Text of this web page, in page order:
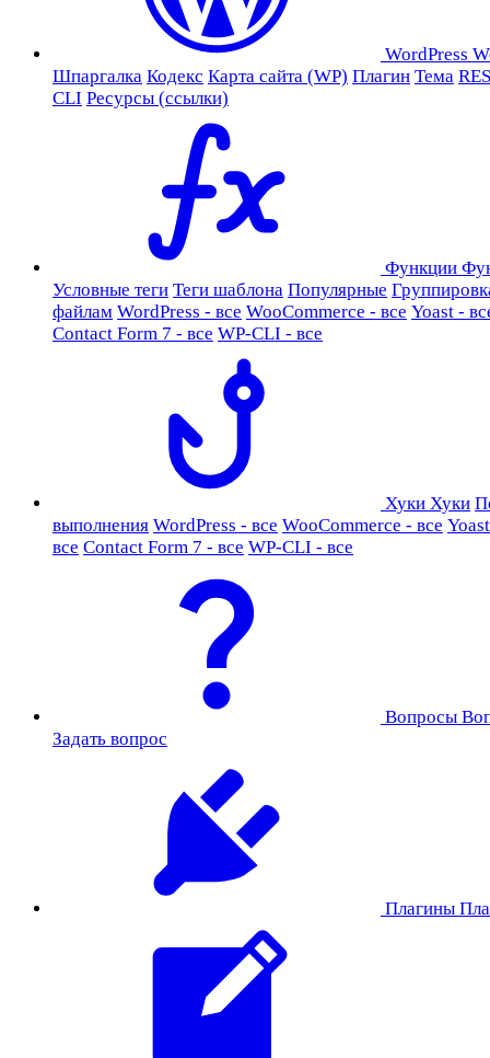
WordPress
Шпаргалка Кодекс Карта сайта (WP) Плагин Тема
CLI Ресурсы (ссылки)
Функции
Условные теги Теги шаблона Популярные
файлам WordPress - все WooCommerce - все Yoast -
Contact Form 7 - все WP-CLI - все
Хуки Хуки
выполнения WordPress - все WooCommerce - все
все Contact Form 7 - все WP-CLI - все
Вопросы
Задать вопрос
Плагины